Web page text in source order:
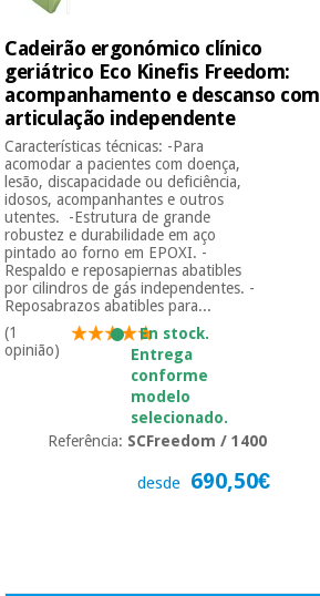
Cadeirão ergonómico clínico
geriátrico Eco Kinefis Freedom:
acompanhamento e descanso com
articulação independente
Características técnicas: -Para
acomodar a pacientes com doença,
lesão, discapacidade ou deficiência,
idosos, acompanhantes e outros
utentes. -Estrutura de grande
robustez e durabilidade em aço
pintado ao forno em EPOXI. -
Respaldo e reposapiernas abatibles
por cilindros de gás independentes. -
Reposabrazos abatibles para...
(1
opinião)
En stock.
Entrega
conforme
modelo
selecionado.
Referência: SCFreedom / 1400
desde 690,50€